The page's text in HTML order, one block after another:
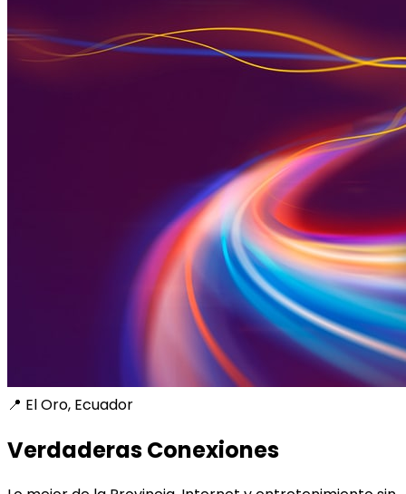
📍 El Oro, Ecuador
Verdaderas Conexiones